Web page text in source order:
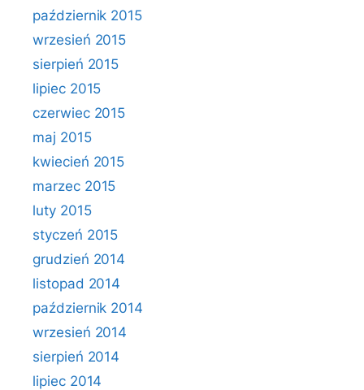
październik 2015
wrzesień 2015
sierpień 2015
lipiec 2015
czerwiec 2015
maj 2015
kwiecień 2015
marzec 2015
luty 2015
styczeń 2015
grudzień 2014
listopad 2014
październik 2014
wrzesień 2014
sierpień 2014
lipiec 2014